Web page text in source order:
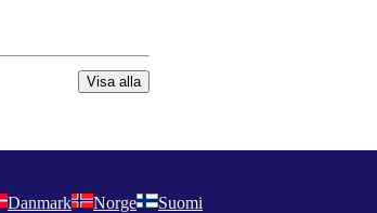
Visa alla
Danmark Norge Suomi